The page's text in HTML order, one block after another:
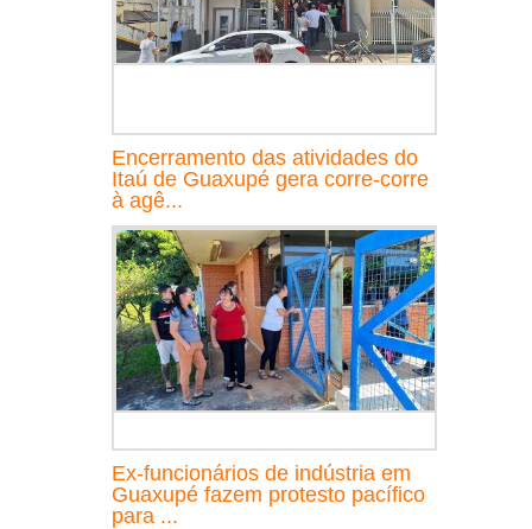
Encerramento das atividades do
Itaú de Guaxupé gera corre-corre
à agê...
Ex-funcionários de indústria em
Guaxupé fazem protesto pacífico
para ...